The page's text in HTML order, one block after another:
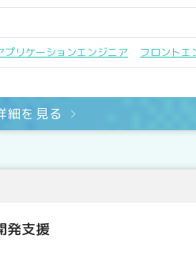
プリケーションエンジニア フロントエ
細を見る
発支援